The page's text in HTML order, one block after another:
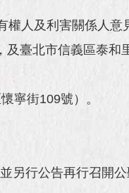
人及利害關係人意
臺北市信義區泰和
寧街109號）。
另行公告再行召開公